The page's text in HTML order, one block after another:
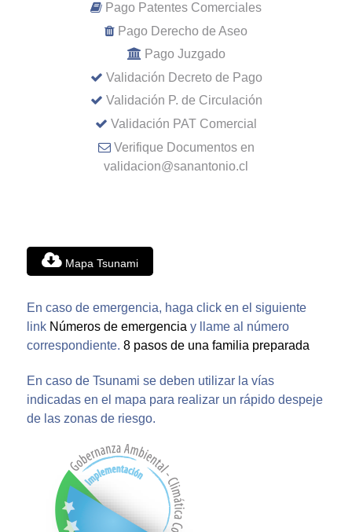
Pago Patentes Comerciales
Pago Derecho de Aseo
Pago Juzgado
Validación Decreto de Pago
Validación P. de Circulación
Validación PAT Comercial
Verifique Documentos en
validacion@sanantonio.cl
Mapa Tsunami
En caso de emergencia, haga click en el siguiente
link Números de emergencia y llame al número
correspondiente. 8 pasos de una familia preparada
En caso de Tsunami se deben utilizar la vías
indicadas en el mapa para realizar un rápido despeje
de las zonas de riesgo.